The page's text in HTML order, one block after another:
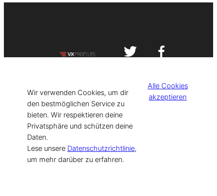
[current_year] VISIT-X. Made with
for Models & Influencers!
Wir verwenden Cookies, um dir
den bestmöglichen Service zu
bieten. Wir respektieren deine
Privatsphäre und schützen deine
Daten.
Lese unsere Datenschutzrichtlinie,
um mehr darüber zu erfahren.
Alle Cookies
akzeptieren